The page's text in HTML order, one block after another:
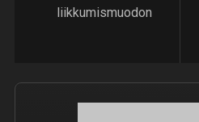
liikkumismuodon